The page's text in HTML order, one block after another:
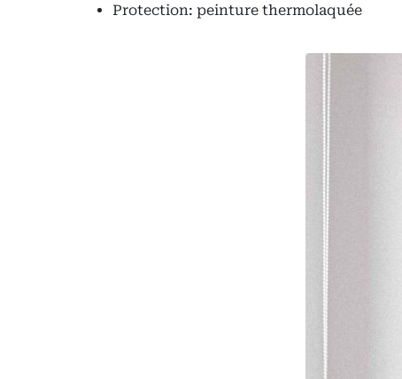
Protection: peinture thermolaquée